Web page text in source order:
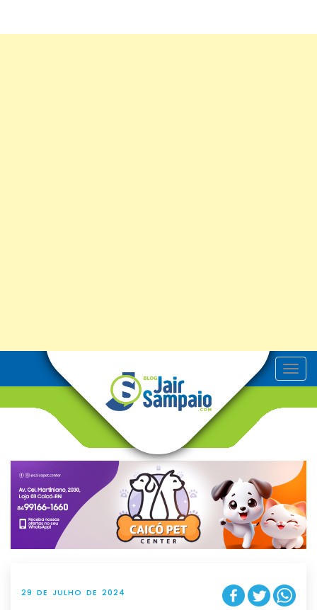
T
o
v
g
t
i
o
n
29 DE JULHO DE 2024